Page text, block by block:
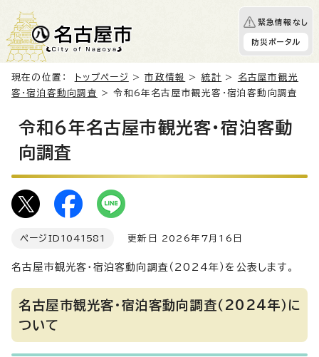
緊急情報なし
防災ポータル
現在の位置： トップページ >市政情報 > 統計 > 名古屋市観光
客・宿泊客動向調査
> 令和6年名古屋市観光客・宿泊客動向調査
令和6年名古屋市観光客・宿泊客動
向調査
ページID 1041581 更新日 2026年7月16日
名古屋市観光客・宿泊客動向調査（2024年）を公表します。
名古屋市観光客・宿泊客動向調査（2024年）に
ついて